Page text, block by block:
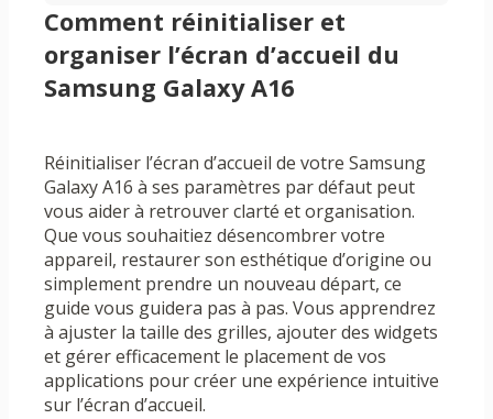
Comment réinitialiser et
organiser l’écran d’accueil du
Samsung Galaxy A16
Réinitialiser l’écran d’accueil de votre Samsung
Galaxy A16 à ses paramètres par défaut peut
vous aider à retrouver clarté et organisation.
Que vous souhaitiez désencombrer votre
appareil, restaurer son esthétique d’origine ou
simplement prendre un nouveau départ, ce
guide vous guidera pas à pas. Vous apprendrez
à ajuster la taille des grilles, ajouter des widgets
et gérer efficacement le placement de vos
applications pour créer une expérience intuitive
sur l’écran d’accueil.